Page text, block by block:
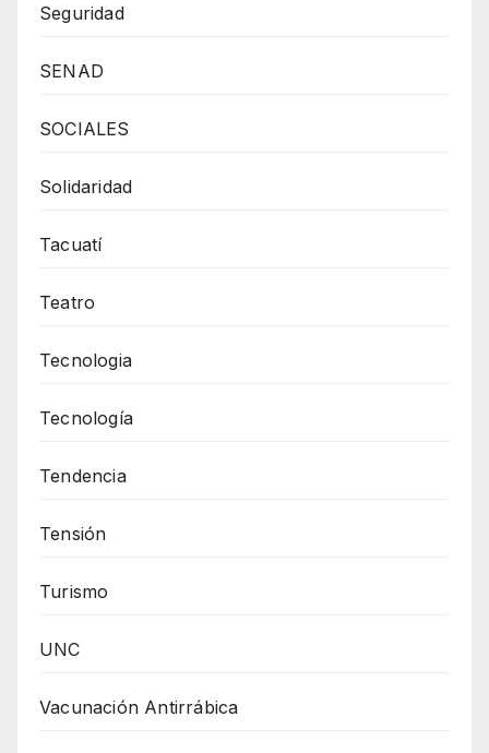
Seguridad
SENAD
SOCIALES
Solidaridad
Tacuatí
Teatro
Tecnologia
Tecnología
Tendencia
Tensión
Turismo
UNC
Vacunación Antirrábica